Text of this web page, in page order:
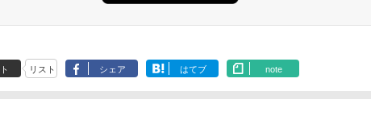
リスト シェア はてブ note